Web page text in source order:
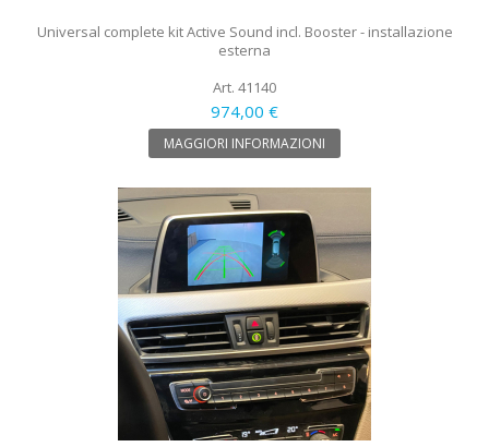
Universal complete kit Active Sound incl. Booster - installazione
esterna
Art. 41140
974,00 €
MAGGIORI INFORMAZIONI